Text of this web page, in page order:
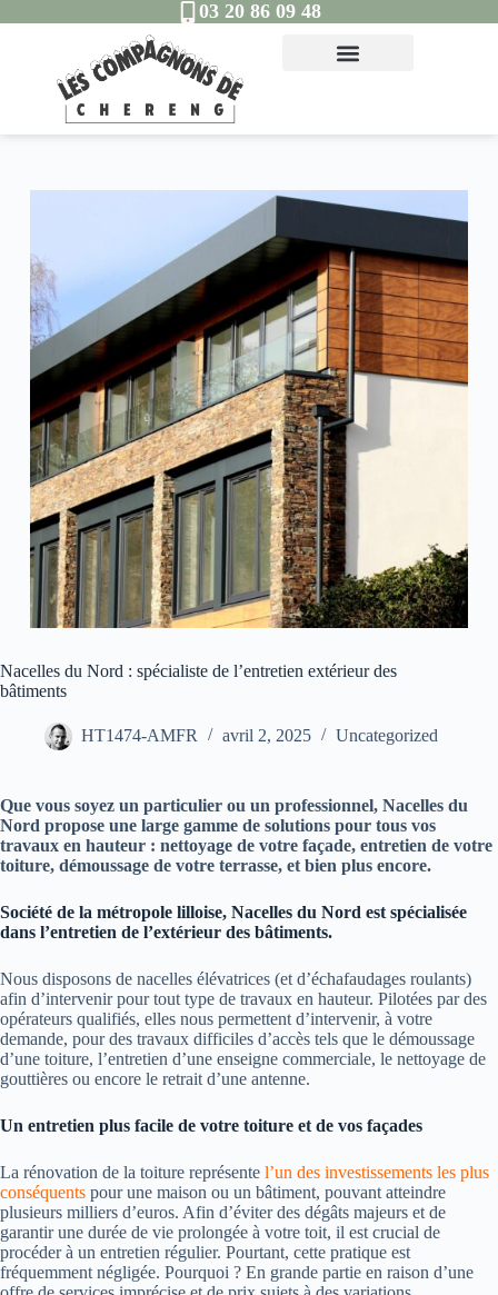
03 20 86 09 48
Nacelles du Nord : spécialiste de l’entretien extérieur des
bâtiments
HT1474-AMFR avril 2, 2025 Uncategorized
Que vous soyez un particulier ou un professionnel, Nacelles du
Nord propose une large gamme de solutions pour tous vos
travaux en hauteur : nettoyage de votre façade, entretien de votre
toiture, démoussage de votre terrasse, et bien plus encore.
Société de la métropole lilloise, Nacelles du Nord est spécialisée
dans l’entretien de l’extérieur des bâtiments.
Nous disposons de nacelles élévatrices (et d’échafaudages roulants)
afin d’intervenir pour tout type de travaux en hauteur. Pilotées par des
opérateurs qualifiés, elles nous permettent d’intervenir, à votre
demande, pour des travaux difficiles d’accès tels que le démoussage
d’une toiture, l’entretien d’une enseigne commerciale, le nettoyage de
gouttières ou encore le retrait d’une antenne.
Un entretien plus facile de votre toiture et de vos façades
La rénovation de la toiture représente l’un des investissements les plus
conséquents pour une maison ou un bâtiment, pouvant atteindre
plusieurs milliers d’euros. Afin d’éviter des dégâts majeurs et de
garantir une durée de vie prolongée à votre toit, il est crucial de
procéder à un entretien régulier. Pourtant, cette pratique est
fréquemment négligée. Pourquoi ? En grande partie en raison d’une